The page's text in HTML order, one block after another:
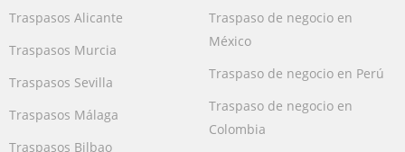
Traspasos Alicante
Traspasos Murcia
Traspasos Sevilla
Traspasos Málaga
Traspasos Bilbao
Traspaso de negocio en
México
Traspaso de negocio en Perú
Traspaso de negocio en
Colombia